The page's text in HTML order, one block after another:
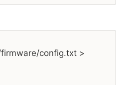
config.txt >